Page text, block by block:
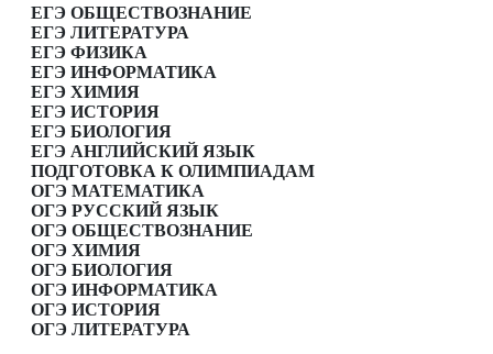
ЕГЭ ОБЩЕСТВОЗНАНИЕ
ЕГЭ ЛИТЕРАТУРА
ЕГЭ ФИЗИКА
ЕГЭ ИНФОРМАТИКА
ЕГЭ ХИМИЯ
ЕГЭ ИСТОРИЯ
ЕГЭ БИОЛОГИЯ
ЕГЭ АНГЛИЙСКИЙ ЯЗЫК
ПОДГОТОВКА К ОЛИМПИАДАМ
ОГЭ МАТЕМАТИКА
ОГЭ РУССКИЙ ЯЗЫК
ОГЭ ОБЩЕСТВОЗНАНИЕ
ОГЭ ХИМИЯ
ОГЭ БИОЛОГИЯ
ОГЭ ИНФОРМАТИКА
ОГЭ ИСТОРИЯ
ОГЭ ЛИТЕРАТУРА